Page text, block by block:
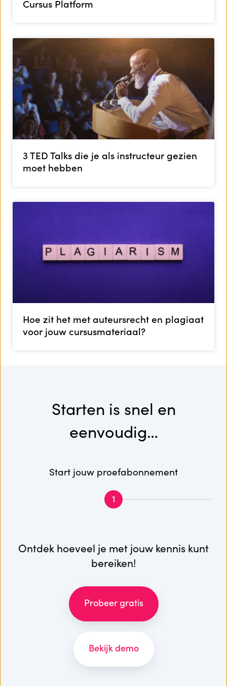
Cursus Platform
3 TED Talks die je als instructeur gezien
moet hebben
Hoe zit het met auteursrecht en plagiaat
voor jouw cursusmateriaal?
Starten is snel en
eenvoudig…
Start jouw proefabonnement
1
Ontdek hoeveel je met jouw kennis kunt
bereiken!
Probeer gratis
Bekijk demo